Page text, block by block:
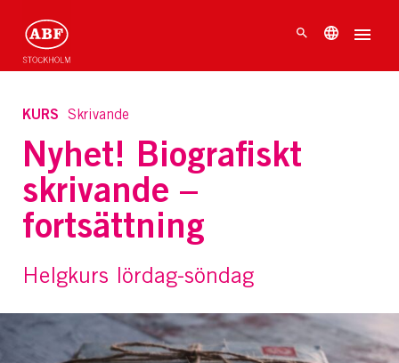
KURS Skrivande
Nyhet! Biografiskt
skrivande –
fortsättning
Helgkurs lördag-söndag